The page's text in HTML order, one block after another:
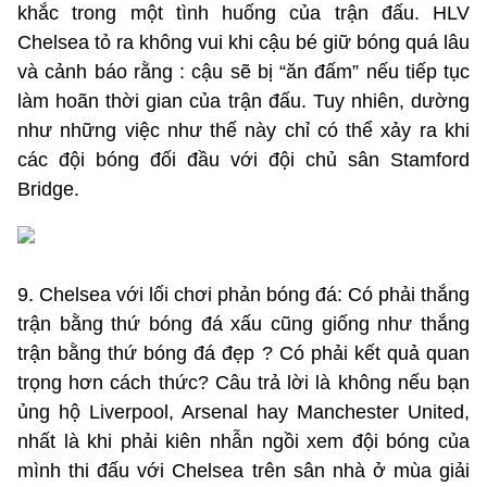
khắc trong một tình huống của trận đấu. HLV
Chelsea tỏ ra không vui khi cậu bé giữ bóng quá lâu
và cảnh báo rằng : cậu sẽ bị “ăn đấm” nếu tiếp tục
làm hoãn thời gian của trận đấu. Tuy nhiên, dường
như những việc như thế này chỉ có thể xảy ra khi
các đội bóng đối đầu với đội chủ sân Stamford
Bridge.
9. Chelsea với lối chơi phản bóng đá: Có phải thắng
trận bằng thứ bóng đá xấu cũng giống như thắng
trận bằng thứ bóng đá đẹp ? Có phải kết quả quan
trọng hơn cách thức? Câu trả lời là không nếu bạn
ủng hộ Liverpool, Arsenal hay Manchester United,
nhất là khi phải kiên nhẫn ngồi xem đội bóng của
mình thi đấu với Chelsea trên sân nhà ở mùa giải